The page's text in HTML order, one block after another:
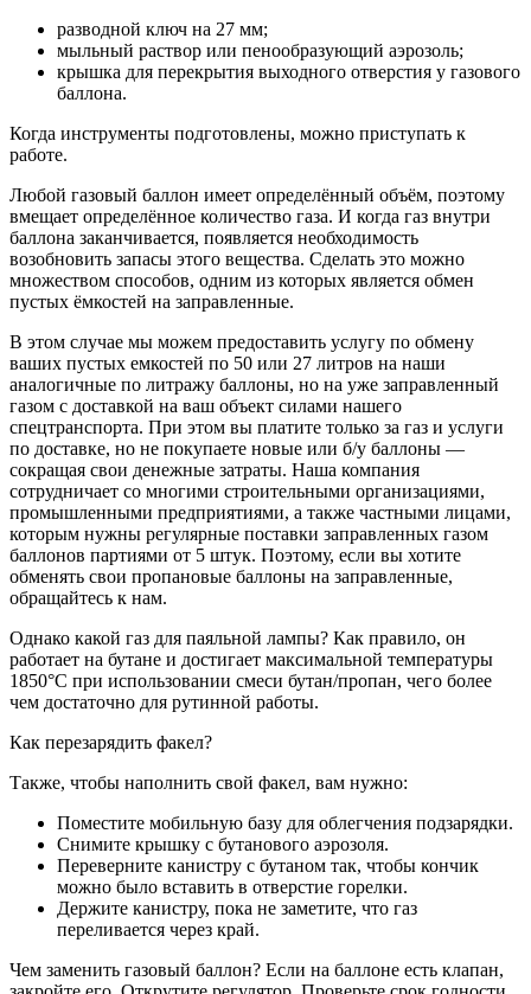
разводной ключ на 27 мм;
мыльный раствор или пенообразующий аэрозоль;
крышка для перекрытия выходного отверстия у газового
баллона.
Когда инструменты подготовлены, можно приступать к
работе.
Любой газовый баллон имеет определённый объём, поэтому
вмещает определённое количество газа. И когда газ внутри
баллона заканчивается, появляется необходимость
возобновить запасы этого вещества. Сделать это можно
множеством способов, одним из которых является обмен
пустых ёмкостей на заправленные.
В этом случае мы можем предоставить услугу по обмену
ваших пустых емкостей по 50 или 27 литров на наши
аналогичные по литражу баллоны, но на уже заправленный
газом с доставкой на ваш объект силами нашего
спецтранспорта. При этом вы платите только за газ и услуги
по доставке, но не покупаете новые или б/у баллоны —
сокращая свои денежные затраты. Наша компания
сотрудничает со многими строительными организациями,
промышленными предприятиями, а также частными лицами,
которым нужны регулярные поставки заправленных газом
баллонов партиями от 5 штук. Поэтому, если вы хотите
обменять свои пропановые баллоны на заправленные,
обращайтесь к нам.
Однако какой газ для паяльной лампы? Как правило, он
работает на бутане и достигает максимальной температуры
1850°C при использовании смеси бутан/пропан, чего более
чем достаточно для рутинной работы.
Как перезарядить факел?
Также, чтобы наполнить свой факел, вам нужно:
Поместите мобильную базу для облегчения подзарядки.
Снимите крышку с бутанового аэрозоля.
Переверните канистру с бутаном так, чтобы кончик
можно было вставить в отверстие горелки.
Держите канистру, пока не заметите, что газ
переливается через край.
Чем заменить газовый баллон? Если на баллоне есть клапан,